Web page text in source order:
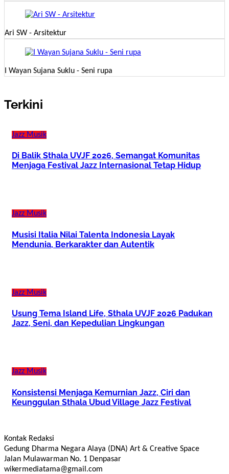
Ari SW - Arsitektur
I Wayan Sujana Suklu - Seni rupa
Terkini
Jazz Musik
Di Balik Sthala UVJF 2026, Semangat Komunitas
Menjaga Festival Jazz Internasional Tetap Hidup
Jazz Musik
Musisi Italia Nilai Talenta Indonesia Layak
Mendunia, Berkarakter dan Autentik
Jazz Musik
Usung Tema Island Life, Sthala UVJF 2026 Padukan
Jazz, Seni, dan Kepedulian Lingkungan
Jazz Musik
Konsistensi Menjaga Kemurnian Jazz, Ciri dan
Keunggulan Sthala Ubud Village Jazz Festival
Kontak Redaksi
Gedung Dharma Negara Alaya (DNA) Art & Creative Space
Jalan Mulawarman No. 1 Denpasar
wikermediatama@gmail.com